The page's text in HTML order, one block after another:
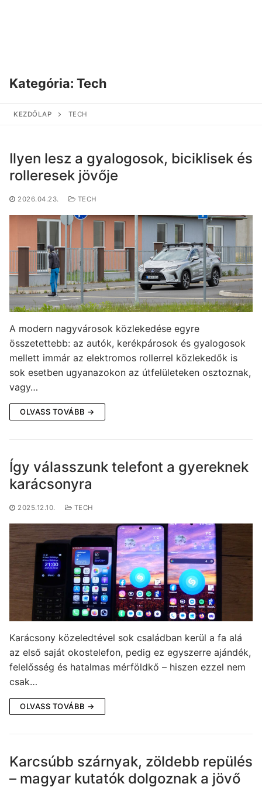
Kategória: Tech
KEZDŐLAP TECH
Ilyen lesz a gyalogosok, biciklisek és
rolleresek jövője
2026.04.23. TECH
A modern nagyvárosok közlekedése egyre
összetettebb: az autók, kerékpárosok és gyalogosok
mellett immár az elektromos rollerrel közlekedők is
sok esetben ugyanazokon az útfelületeken osztoznak,
vagy…
OLVASS TOVÁBB →
Így válasszunk telefont a gyereknek
karácsonyra
2025.12.10. TECH
Karácsony közeledtével sok családban kerül a fa alá
az első saját okostelefon, pedig ez egyszerre ajándék,
felelősség és hatalmas mérföldkő – hiszen ezzel nem
csak…
OLVASS TOVÁBB →
Karcsúbb szárnyak, zöldebb repülés
– magyar kutatók dolgoznak a jövő